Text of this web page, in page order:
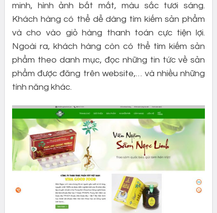
minh, hình ảnh bắt mắt, màu sắc tươi sáng.
Khách hàng có thể dễ dàng tìm kiếm sản phẩm
và cho vào giỏ hàng thanh toán cực tiện lợi.
Ngoài ra, khách hàng còn có thể tìm kiếm sản
phẩm theo danh mục, đọc những tin tức về sản
phẩm được đăng trên website,… và nhiều những
tính năng khác.